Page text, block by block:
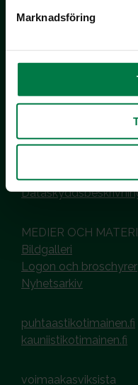
Marknadsföring
Inhemska
co MTK / Laatua
00101 Helsinki
Hantering av cookies
MEDIER OCH
Bildgalleri
Logon och broschyrer
Nyhetsarkiv
puhtaastikotimainen.fi
kauniistikotimainen.fi
voimaakasviksista